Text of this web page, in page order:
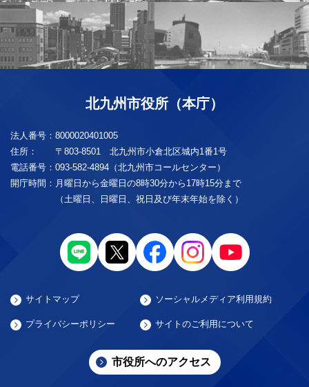
北九州市役所（本庁）
法人番号： 8000020401005
住所：
〒803-8501 北九州市小倉北区城内1番1号
電話番号： 093-582-4894（北九州市コールセンター）
開庁時間： 月曜日から金曜日の8時30分から17時15分まで
（土曜日、日曜日、祝日及び年末年始を除く）
サイトマップ ソーシャルメディア利用規約
プライバシーポリシー サイトのご利用について
市役所へのアクセス